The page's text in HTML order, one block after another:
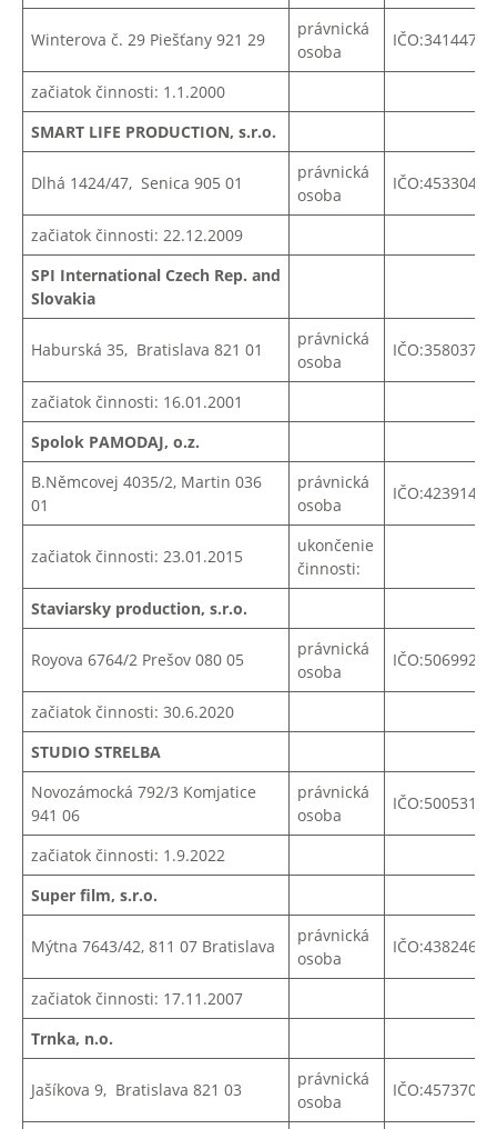
Winterova č. 29 Piešťany 921 29
právnická
osoba
IČO:34144790
začiatok činnosti: 1.1.2000
SMART LIFE PRODUCTION, s.r.o.
Dlhá 1424/47, Senica 905 01
právnická
osoba
IČO:45330433
začiatok činnosti: 22.12.2009
SPI International Czech Rep. and
Slovakia
Haburská 35, Bratislava 821 01
právnická
osoba
IČO:35803797
začiatok činnosti: 16.01.2001
Spolok PAMODAJ, o.z.
B.Němcovej 4035/2, Martin 036
01
právnická
osoba
IČO:42391491
začiatok činnosti: 23.01.2015
ukončenie
činnosti:
Staviarsky production, s.r.o.
Royova 6764/2 Prešov 080 05
právnická
osoba
IČO:50699261
začiatok činnosti: 30.6.2020
STUDIO STRELBA
Novozámocká 792/3 Komjatice
941 06
právnická
osoba
IČO:50053116
začiatok činnosti: 1.9.2022
Super film, s.r.o.
Mýtna 7643/42, 811 07 Bratislava
právnická
osoba
IČO:43824625
začiatok činnosti: 17.11.2007
Trnka, n.o.
Jašíkova 9, Bratislava 821 03
právnická
osoba
IČO:45737037